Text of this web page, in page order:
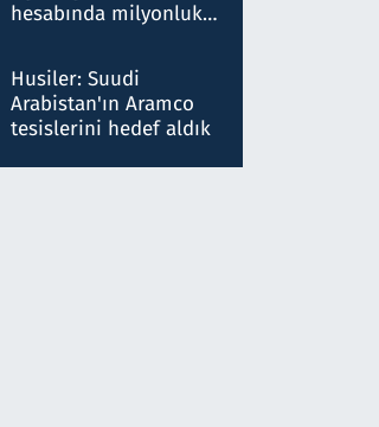
hesabında milyonluk
talimat verdi, ben
gönderdim
Husiler: Suudi
Arabistan'ın Aramco
tesislerini hedef aldık